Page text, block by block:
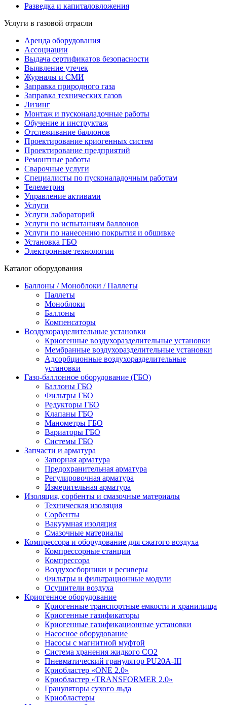
Разведка и капиталовложения
Услуги в газовой отрасли
Аренда оборудования
Ассоциации
Выдача сертификатов безопасности
Выявление утечек
Журналы и СМИ
Заправка природного газа
Заправка технических газов
Лизинг
Монтаж и пусконаладочные работы
Обучение и инструктаж
Отслеживание баллонов
Проектирование криогенных систем
Проектирование предприятий
Ремонтные работы
Сварочные услуги
Специалисты по пусконаладочным работам
Телеметрия
Управление активами
Услуги
Услуги лабораторий
Услуги по испытаниям баллонов
Услуги по нанесению покрытия и обшивке
Установка ГБО
Электронные технологии
Каталог оборудования
Баллоны / Моноблоки / Паллеты
Паллеты
Моноблоки
Баллоны
Компенсаторы
Воздухоразделительные установки
Криогенные воздухоразделительные установки
Мембранные воздухоразделительные установки
Адсорбционные воздухоразделительные
установки
Газо-баллонное оборудование (ГБО)
Баллоны ГБО
Фильтры ГБО
Редукторы ГБО
Клапаны ГБО
Манометры ГБО
Вариаторы ГБО
Системы ГБО
Запчасти и арматура
Запорная арматура
Предохранительная арматура
Регулировочная арматура
Измерительная арматура
Изоляция, сорбенты и смазочные материалы
Техническая изоляция
Сорбенты
Вакуумная изоляция
Смазочные материалы
Компрессора и оборудование для сжатого воздуха
Компрессорные станции
Компрессора
Воздухосборники и ресиверы
Фильтры и фильтрационные модули
Осушители воздуха
Криогенное оборудование
Криогенные транспортные емкости и хранилища
Криогенные газификаторы
Криогенные газификационные установки
Насосное оборудование
Насосы с магнитной муфтой
Система хранения жидкого CO2
Пневматический гранулятор PU20A-III
Криобластер «ONE 2.0»
Криобластер «TRANSFORMER 2.0»
Грануляторы сухого льда
Криобластеры